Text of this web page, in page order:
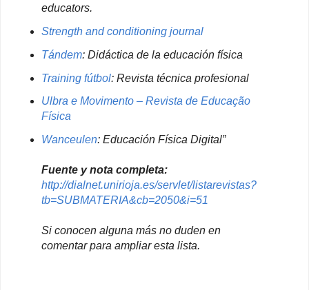
educators.
Strength and conditioning journal
Tándem: Didáctica de la educación física
Training fútbol: Revista técnica profesional
Ulbra e Movimento – Revista de Educação
Física
Wanceulen: Educación Física Digital”
Fuente y nota completa:
http://dialnet.unirioja.es/servlet/listarevistas?
tb=SUBMATERIA&cb=2050&i=51
Si conocen alguna más no duden en
comentar para ampliar esta lista.